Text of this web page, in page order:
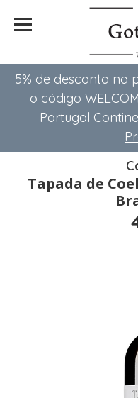
5% de desconto na
o código
Portugal
Tapada de